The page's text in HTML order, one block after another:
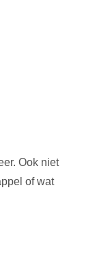
Ook niet
of wat